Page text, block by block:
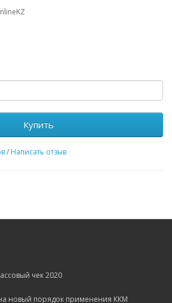
Купить
/ Написать отзыв
чек 2020
новый порядок применения ККМ